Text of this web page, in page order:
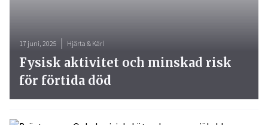
17 juni, 2025 Hjärta & Kärl
Fysisk aktivitet och minskad risk
för förtida död